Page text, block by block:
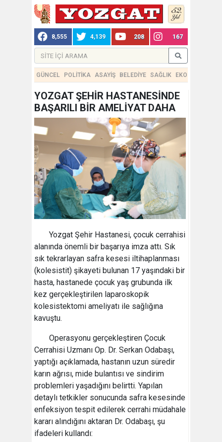
8,555 4,139 208 167
GÜNCEL POLİTİKA ASAYİŞ BELEDİYE SAĞLIK EKONOMİ
YOZGAT ŞEHİR HASTANESİNDE
BAŞARILI BİR AMELİYAT DAHA
Yozgat Şehir Hastanesi, çocuk cerrahisi
alanında önemli bir başarıya imza attı. Sık
sık tekrarlayan safra kesesi iltihaplanması
(kolesistit) şikayeti bulunan 17 yaşındaki bir
hasta, hastanede çocuk yaş grubunda ilk
kez gerçekleştirilen laparoskopik
kolesistektomi ameliyatı ile sağlığına
kavuştu.
Operasyonu gerçekleştiren Çocuk
Cerrahisi Uzmanı Op. Dr. Serkan Odabaşı,
yaptığı açıklamada, hastanın uzun süredir
karın ağrısı, mide bulantısı ve sindirim
problemleri yaşadığını belirtti. Yapılan
detaylı tetkikler sonucunda safra kesesinde
enfeksiyon tespit edilerek cerrahi müdahale
kararı alındığını aktaran Dr. Odabaşı, şu
ifadeleri kullandı: